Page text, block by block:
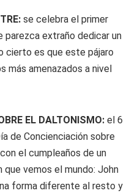
se celebra el primer
parezca extraño dedicar un
cierto es que este pájaro
más amenazados a nivel
EL DALTONISMO: el 6
de Concienciación sobre
el cumpleaños de un
vemos el mundo: John
forma diferente al resto y